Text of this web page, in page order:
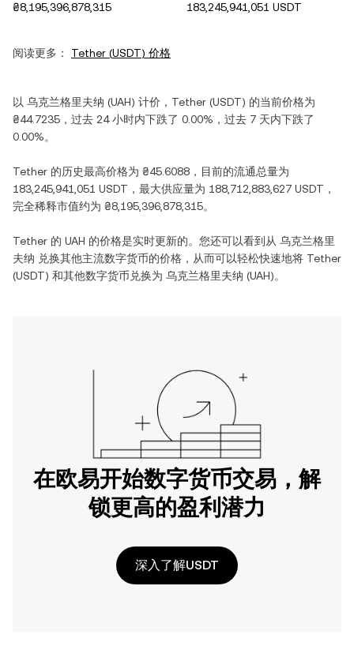
₴8,195,396,878,315
183,245,941,051 USDT
阅读更多： Tether (USDT) 价格
以 乌克兰格里夫纳 (UAH) 计价， Tether (USDT) 的当前价格为
₴44.7235 ，过去 24 小时内下跌了 0.00% ，过去 7 天内下跌了
0.00%。
Tether 的历史最高价格为 ₴45.6088 ，目前的流通总量为
183,245,941,051 USDT ，最大供应量为 188,712,883,627 USDT ，
完全稀释市值约为 ₴8,195,396,878,315。
Tether 的 UAH 的价格是实时更新的。您还可以看到从 乌克兰格里
夫纳 兑换其他主流数字货币的价格，从而可以轻松快速地将 Tether
(USDT) 和其他数字货币兑换为 乌克兰格里夫纳 (UAH)。
在欧易开始数字货币交易，解
锁更高的盈利潜力
深入了解USDT